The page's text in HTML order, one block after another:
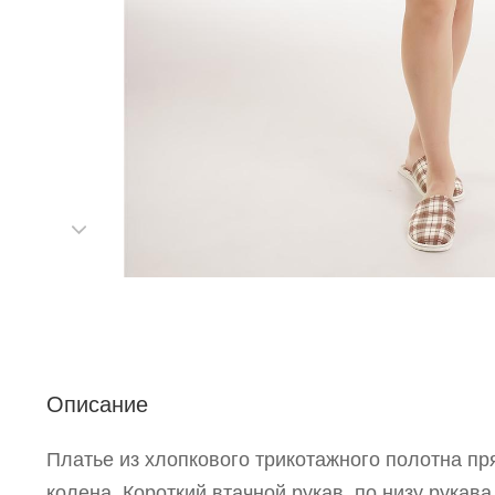
Описание
Платье из хлопкового трикотажного полотна